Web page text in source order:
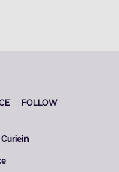
FOLLOW